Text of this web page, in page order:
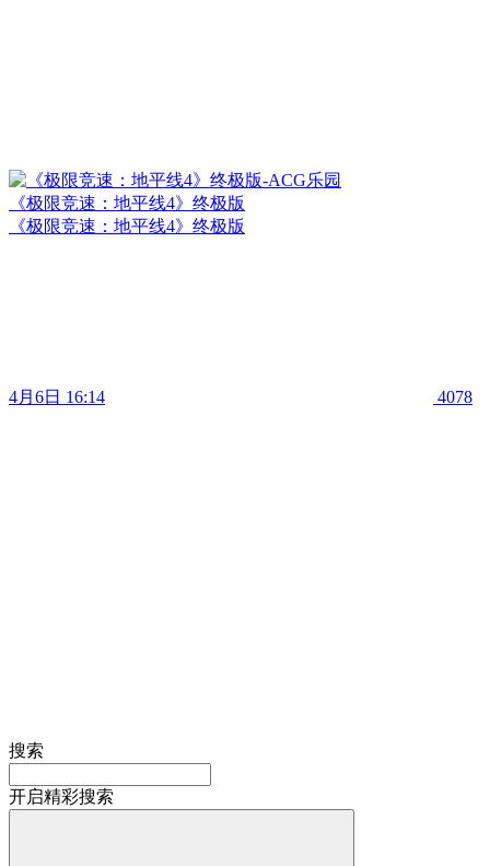
《极限竞速：地平线4》终极版
《极限竞速：地平线4》终极版
4月6日 16:14 4078
搜索
开启精彩搜索